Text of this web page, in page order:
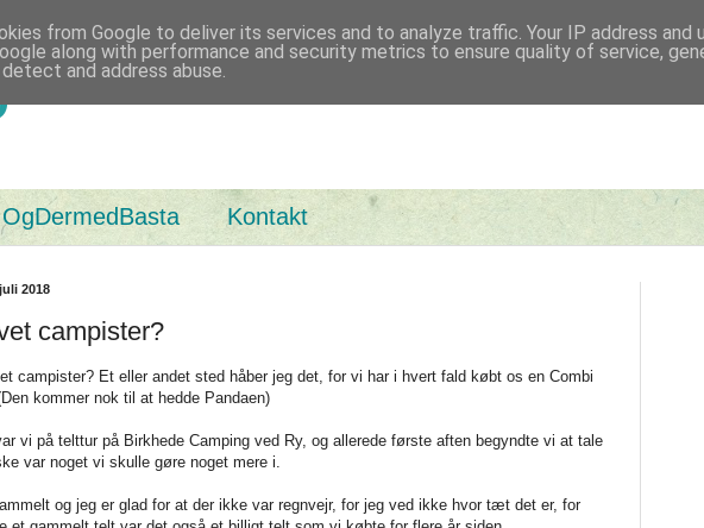
Dermed Basta
OgDermedBasta Kontakt
2018
campister?
campister? Et eller andet sted håber jeg det, for vi har i hvert fald købt os en Combi
kommer nok til at hedde Pandaen)
vi på telttur på Birkhede Camping ved Ry, og allerede første aften begyndte vi at tale
var noget vi skulle gøre noget mere i.
og jeg er glad for at der ikke var regnvejr, for jeg ved ikke hvor tæt det er, for
from Google to deliver its services and to analyze traffic. Your IP address and
along with performance and security metrics to ensure quality of service,
and address abuse.